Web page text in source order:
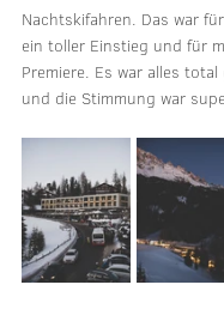
Nachtskifahren. Das war
ein toller Einstieg und für
Premiere. Es war alles
und die Stimmung war